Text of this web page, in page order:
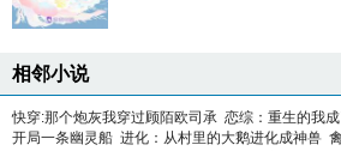
相邻小说
快穿:那个炮灰我穿过顾陌欧司承 恋综：重生的我
开局一条幽灵船 进化：从村里的大鹅进化成神兽